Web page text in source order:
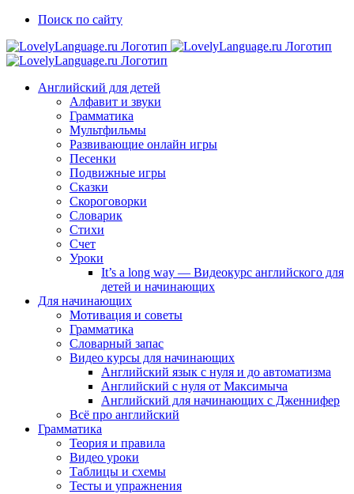
Skip
content
TelegramПоиск по сайту
Английский для детей
Алфавит и звуки
Грамматика
Мультфильмы
Развивающие онлайн игры
Песенки
Подвижные игры
Сказки
Скороговорки
Словарик
Стихи
Счет
Уроки
It’s a long way — Видеокурс английского для
детей и начинающих
Для начинающих
Мотивация и советы
Грамматика
Словарный запас
Видео курсы для начинающих
Английский язык с нуля и до автоматизма
Английский с нуля от Максимыча
Английский для начинающих с Дженнифер
Всё про английский
Грамматика
Теория и правила
Видео уроки
Таблицы и схемы
Тесты и упражнения